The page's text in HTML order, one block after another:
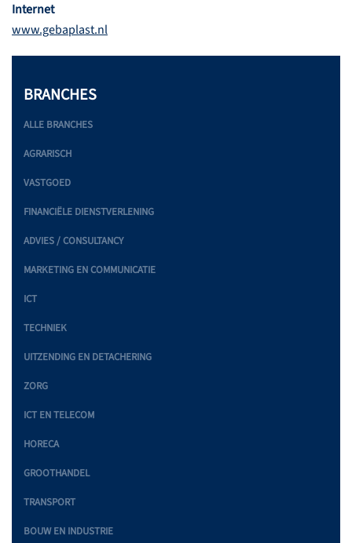
Internet
www.gebaplast.nl
BRANCHES
ALLE BRANCHES
AGRARISCH
VASTGOED
FINANCIËLE DIENSTVERLENING
ADVIES / CONSULTANCY
MARKETING EN COMMUNICATIE
ICT
TECHNIEK
UITZENDING EN DETACHERING
ZORG
ICT EN TELECOM
HORECA
GROOTHANDEL
TRANSPORT
BOUW EN INDUSTRIE